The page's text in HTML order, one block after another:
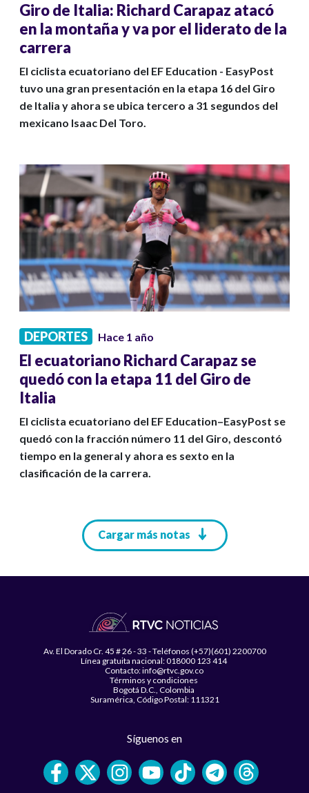
Giro de Italia: Richard Carapaz atacó
en la montaña y va por el liderato de la
carrera
El ciclista ecuatoriano del EF Education - EasyPost
tuvo una gran presentación en la etapa 16 del Giro
de Italia y ahora se ubica tercero a 31 segundos del
mexicano Isaac Del Toro.
DEPORTES Hace 1 año
El ecuatoriano Richard Carapaz se
quedó con la etapa 11 del Giro de
Italia
El ciclista ecuatoriano del EF Education–EasyPost se
quedó con la fracción número 11 del Giro, descontó
tiempo en la general y ahora es sexto en la
clasificación de la carrera.
Cargar más notas
Av. El Dorado Cr. 45 # 26 - 33 - Teléfonos (+57)(601) 2200700
Línea gratuita nacional: 018000 123 414
Contacto: info@rtvc.gov.co
Términos y condiciones
Bogotá D.C., Colombia
Suramérica, Código Postal: 111321
Síguenos en